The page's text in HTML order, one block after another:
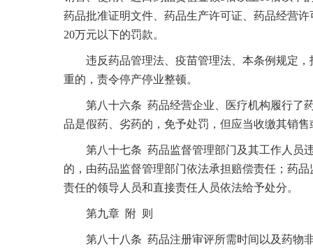
药品批准证明文件、药品生产许可证、药品经营
20万元以下的罚款。
违反药品管理法、疫苗管理法、本条例规定，
重的，责令停产停业整顿。
第八十六条 药品经营企业、医疗机构履行了药
品是假药、劣药的，免予处罚，但应当收缴其销
第八十七条 药品监督管理部门及其工作人员违
的，由药品监督管理部门依法承担赔偿责任；药
责任的领导人员和直接责任人员依法给予处分。
第九章 附 则
第八十八条 药品注册审评所需时间以及药物非